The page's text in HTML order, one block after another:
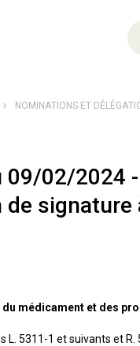
NOMINATIONS ET
09/02/
signature
médicament et des
5311-1 et suivants et R.